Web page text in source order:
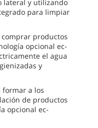
lateral y utilizando
para limpiar
productos
opcional ec-
el agua
y
formar a los
de productos
opcional ec-